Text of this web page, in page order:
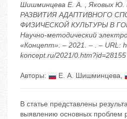
Шишминцева Е. А. , Яковых
РАЗВИТИЯ АДАПТИВНОГО
ФИЗИЧЕСКОЙ КУЛЬТУРЫ В
Научно-методический
«Концепт». – 2021. – . – URL:
koncept.ru/2021/0.htm?id=28155
Авторы: Е. А. Шишминцева,
В статье представлены
выявлению основных проблем